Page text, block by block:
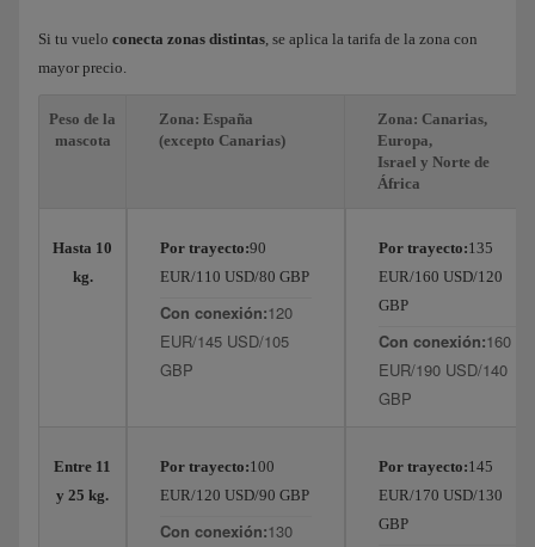
Si tu vuelo conecta zonas distintas, se aplica la tarifa de la zona con
mayor precio.
Peso de la
mascota
Zona: España
(excepto Canarias)
Zona: Canarias,
Europa,
Israel y Norte de
África
Hasta 10
kg.
Por trayecto:90
EUR/110 USD/80 GBP
Con conexión:120
EUR/145 USD/105
GBP
Por trayecto:135
EUR/160 USD/120
GBP
Con conexión:160
EUR/190 USD/140
GBP
Entre 11
y 25 kg.
Por trayecto:100
EUR/120 USD/90 GBP
Con conexión:130
Por trayecto:145
EUR/170 USD/130
GBP